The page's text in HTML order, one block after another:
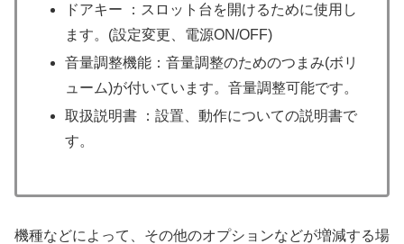
ドアキー ：スロット台を開けるために使用し
ます。(設定変更、電源ON/OFF)
音量調整機能：音量調整のためのつまみ(ボリ
ューム)が付いています。音量調整可能です。
取扱説明書 ：設置、動作についての説明書で
す。
機種などによって、その他のオプションなどが増減する場